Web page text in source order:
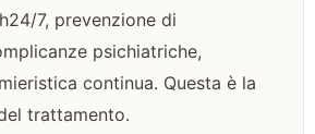
7, prevenzione di
psichiatriche,
continua. Questa è la
trattamento.